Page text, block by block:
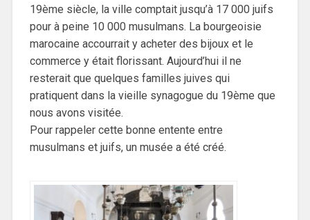
19ème siècle, la ville comptait jusqu’à 17 000 juifs
pour à peine 10 000 musulmans. La bourgeoisie
marocaine accourrait y acheter des bijoux et le
commerce y était florissant. Aujourd’hui il ne
resterait que quelques familles juives qui
pratiquent dans la vieille synagogue du 19ème que
nous avons visitée.
Pour rappeler cette bonne entente entre
musulmans et juifs, un musée a été créé.